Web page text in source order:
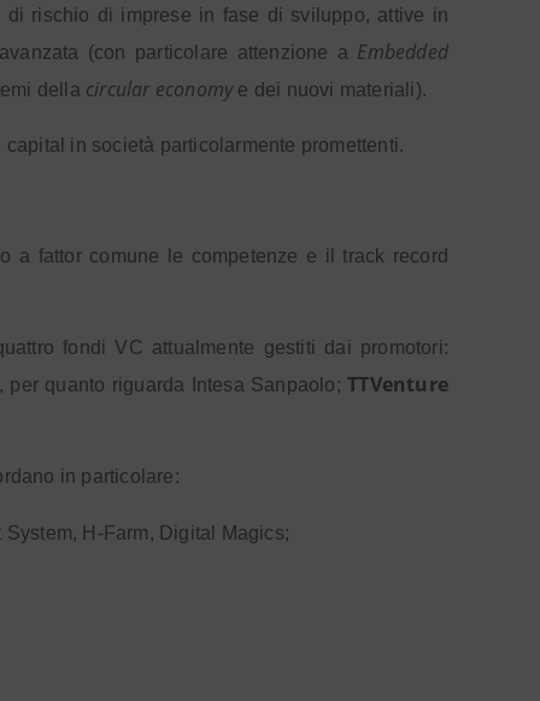
rischio di imprese in fase di sviluppo, attive in
(con particolare attenzione a Embedded
della circular economye dei nuovi materiali).
in società particolarmente promettenti.
a fattor comune le competenze e il track record
fondi VC attualmente gestiti dai promotori:
, per quanto riguarda Intesa Sanpaolo;TTVenture
in particolare:
H-Farm, Digital Magics;